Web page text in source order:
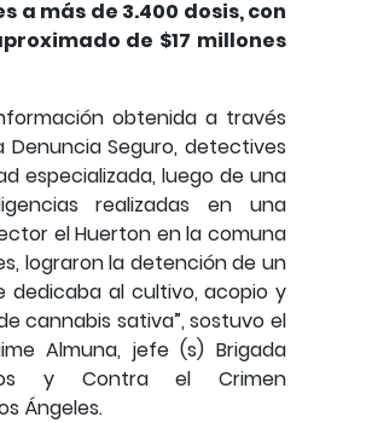
a más de 3.400 dosis, con
de $17 millones
obtenida a través
Denuncia Seguro, detectives
especializada, luego de una
realizadas en una
el Huerton en la comuna
lograron la detención de un
dedicaba al cultivo, acopio y
cannabis sativa”, sostuvo el
Almuna, jefe (s) Brigada
y Contra el Crimen
Ángeles.